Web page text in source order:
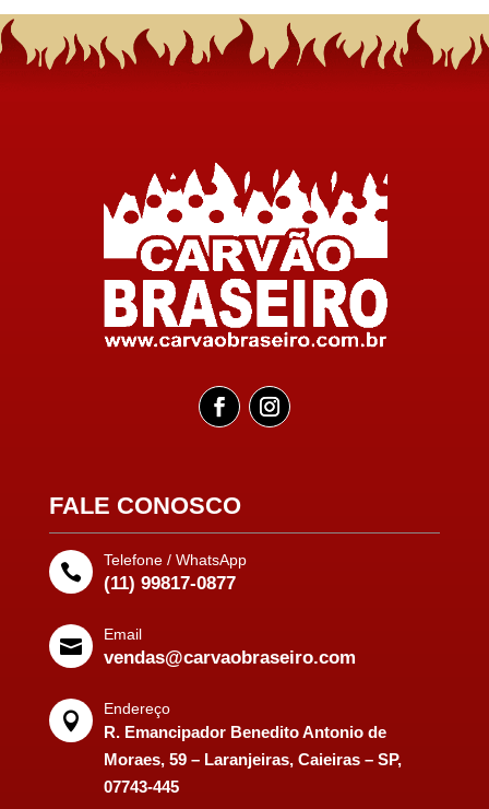
FALE CONOSCO

Telefone / WhatsApp
(11) 99817-0877

Email
vendas@carvaobraseiro.com

Endereço
R. Emancipador Benedito Antonio de
Moraes, 59 – Laranjeiras, Caieiras – SP,
07743-445